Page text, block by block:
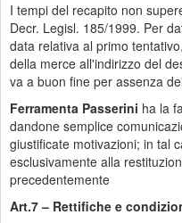
I tempi del recapito non
Decr. Legisl. 185/1999. Per
data relativa al primo
della merce all'indirizzo del
va a buon fine per assenza
Ferramenta Passerini ha la
dandone semplice
giustificate motivazioni; in tal
esclusivamente alla
precedentemente
Art.7 – Rettifiche e